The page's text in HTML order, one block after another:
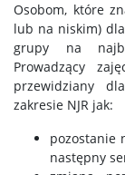
Osobom, które
lub na niskim)
grupy na
Prowadzący
przewidziany
zakresie NJR jak:
pozostanie
następny